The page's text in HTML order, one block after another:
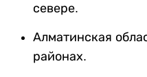
севере.
Алматинская
районах.